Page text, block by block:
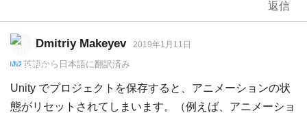
返信
Dmitriy Makeyev 2019年1月11日
英語から 日本語に翻訳済み
Unity でプロジェクトを保存すると、アニメーションの状
態がリセットされてしまいます。（例えば、アニメーショ